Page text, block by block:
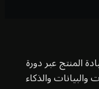
عبر دورة
والذكاء